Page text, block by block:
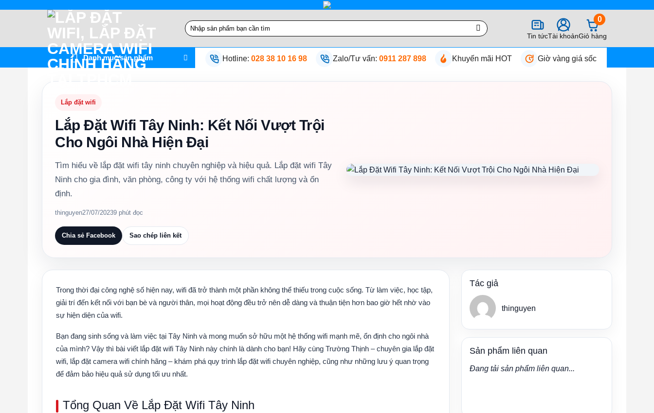
Tìm
kiếm:
Tin tứcTài khoản
0
Giỏ hàng
Danh mục sản phẩm Hotline: 028 38 10 16 98 Zalo/Tư vấn: 0911 287 898 Khuyến mãi HOT Giờ vàng giá sốc
Lắp đặt wifi
Lắp Đặt Wifi Tây Ninh: Kết Nối Vượt Trội
Cho Ngôi Nhà Hiện Đại
Tìm hiểu về lắp đặt wifi tây ninh chuyên nghiệp và hiệu quả. Lắp đặt wifi Tây
Ninh cho gia đình, văn phòng, công ty với hệ thống wifi chất lượng và ổn
định.
thinguyen27/07/20239 phút đọc
Chia sẻ Facebook Sao chép liên kết
Trong thời đại công nghệ số hiện nay, wifi đã trở thành một phần không thể thiếu trong cuộc sống. Từ làm việc, học tập,
giải trí đến kết nối với bạn bè và người thân, mọi hoạt động đều trở nên dễ dàng và thuận tiện hơn bao giờ hết nhờ vào
sự hiện diện của wifi.
Bạn đang sinh sống và làm việc tại Tây Ninh và mong muốn sở hữu một hệ thống wifi mạnh mẽ, ổn định cho ngôi nhà
của mình? Vậy thì bài viết lắp đặt wifi Tây Ninh này chính là dành cho bạn! Hãy cùng Trường Thịnh – chuyên gia lắp đặt
wifi, lắp đặt camera wifi chính hãng – khám phá quy trình lắp đặt wifi chuyên nghiệp, cũng như những lưu ý quan trọng
để đảm bảo hiệu quả sử dụng tối ưu nhất.
Tổng Quan Về Lắp Đặt Wifi Tây Ninh
Tác giả
thinguyen
Sản phẩm liên quan
Đang tải sản phẩm liên quan...